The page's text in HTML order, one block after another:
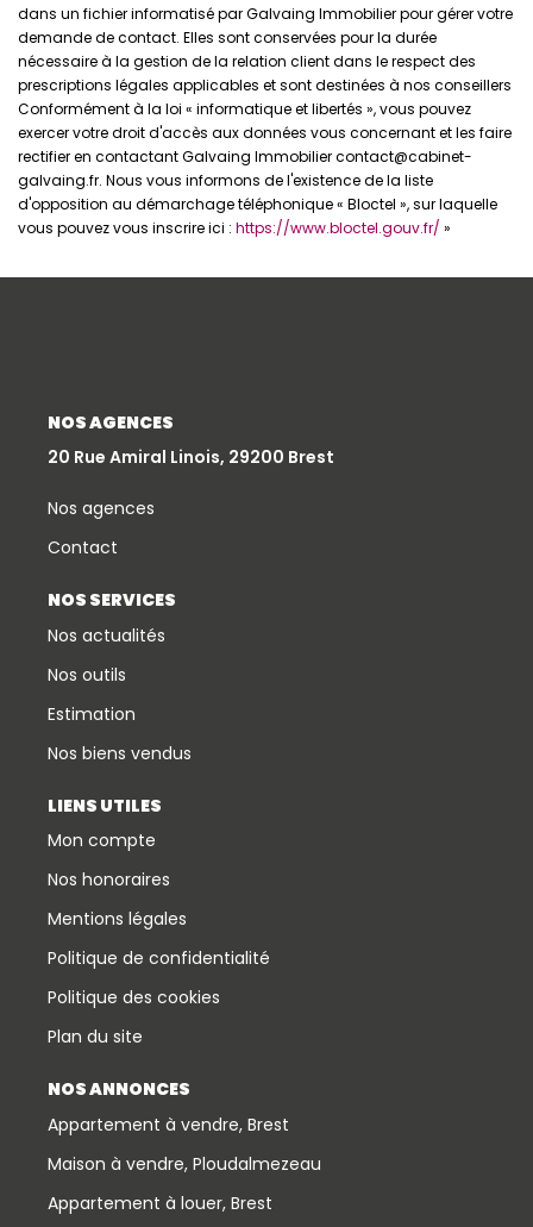
dans un fichier informatisé par Galvaing Immobilier pour gérer votre
demande de contact. Elles sont conservées pour la durée
nécessaire à la gestion de la relation client dans le respect des
prescriptions légales applicables et sont destinées à nos conseillers
Conformément à la loi « informatique et libertés », vous pouvez
exercer votre droit d'accès aux données vous concernant et les faire
rectifier en contactant Galvaing Immobilier contact@cabinet-
galvaing.fr. Nous vous informons de l'existence de la liste
d'opposition au démarchage téléphonique « Bloctel », sur laquelle
vous pouvez vous inscrire ici : https://www.bloctel.gouv.fr/ »
NOS AGENCES
20 Rue Amiral Linois, 29200 Brest
Nos agences
Contact
NOS SERVICES
Nos actualités
Nos outils
Estimation
Nos biens vendus
LIENS UTILES
Mon compte
Nos honoraires
Mentions légales
Politique de confidentialité
Politique des cookies
Plan du site
NOS ANNONCES
Appartement à vendre, Brest
Maison à vendre, Ploudalmezeau
Appartement à louer, Brest